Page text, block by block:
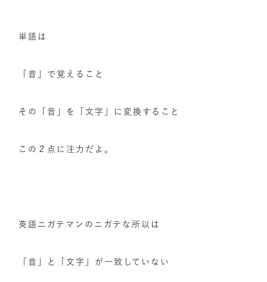
単語は
「音」で覚えること
その「音」を「文字」に変換すること
この２点に注力だよ。
英語ニガテマンのニガテな所以は
「音」と「文字」が一致していない